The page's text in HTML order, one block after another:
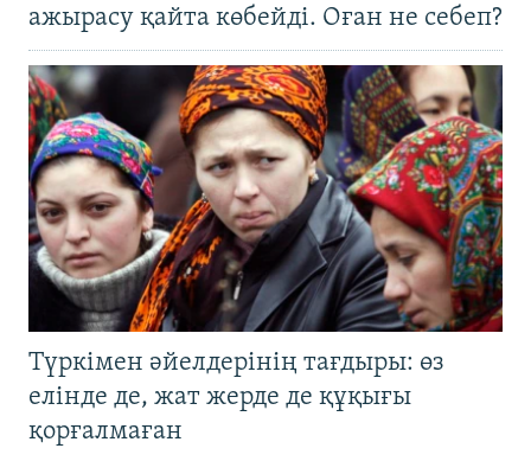
ажырасу қайта көбейді. Оған не себеп?
Түркімен әйелдерінің тағдыры: өз
елінде де, жат жерде де құқығы
қорғалмаған